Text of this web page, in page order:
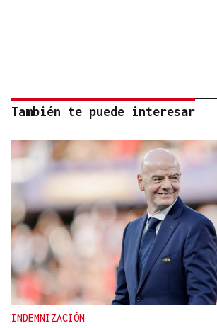
También te puede interesar
INDEMNIZACIÓN